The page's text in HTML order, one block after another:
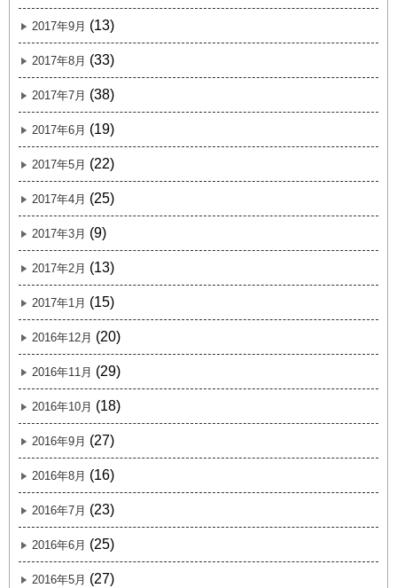
2017年9月 (13)
2017年8月 (33)
2017年7月 (38)
2017年6月 (19)
2017年5月 (22)
2017年4月 (25)
2017年3月 (9)
2017年2月 (13)
2017年1月 (15)
2016年12月 (20)
2016年11月 (29)
2016年10月 (18)
2016年9月 (27)
2016年8月 (16)
2016年7月 (23)
2016年6月 (25)
2016年5月 (27)